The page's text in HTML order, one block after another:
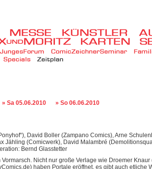
» Sa 05.06.2010 » So 06.06.2010
David Boller (Zampano Comics), Arne
Jähling (Comicwerk), David Malambré
Bernd Glasstetter
Nicht nur große Verlage wie Droemer Knaur
haben Portale eröffnet, es gibt auch etliche